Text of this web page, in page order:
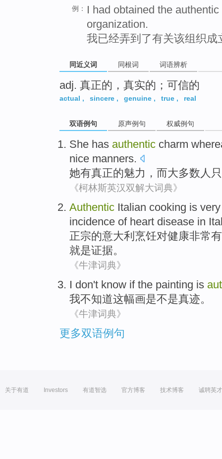
例：
I had obtained the
organization.
我已经弄到了有关该组织
同近义词 同根词 词语辨析
adj. 真正的，真实的；可信的
actual , sincere , genuine , true , real
双语例句 原声例句 权威例句
She has authentic charm
nice manners.
她有真正的魅力 ， 而大多数人
《柯林斯英汉双解大词典》
Authentic Italian cooking is very
incidence of heart disease in
正宗的意大利 烹饪对健康非常
就是证据。
《牛津词典》
I don't know if the painting is
我不知道这幅画是不是真迹。
《牛津词典》
更多双语例句
关于有道 Investors 有道智选 官方博客 技术博客 诚聘英才